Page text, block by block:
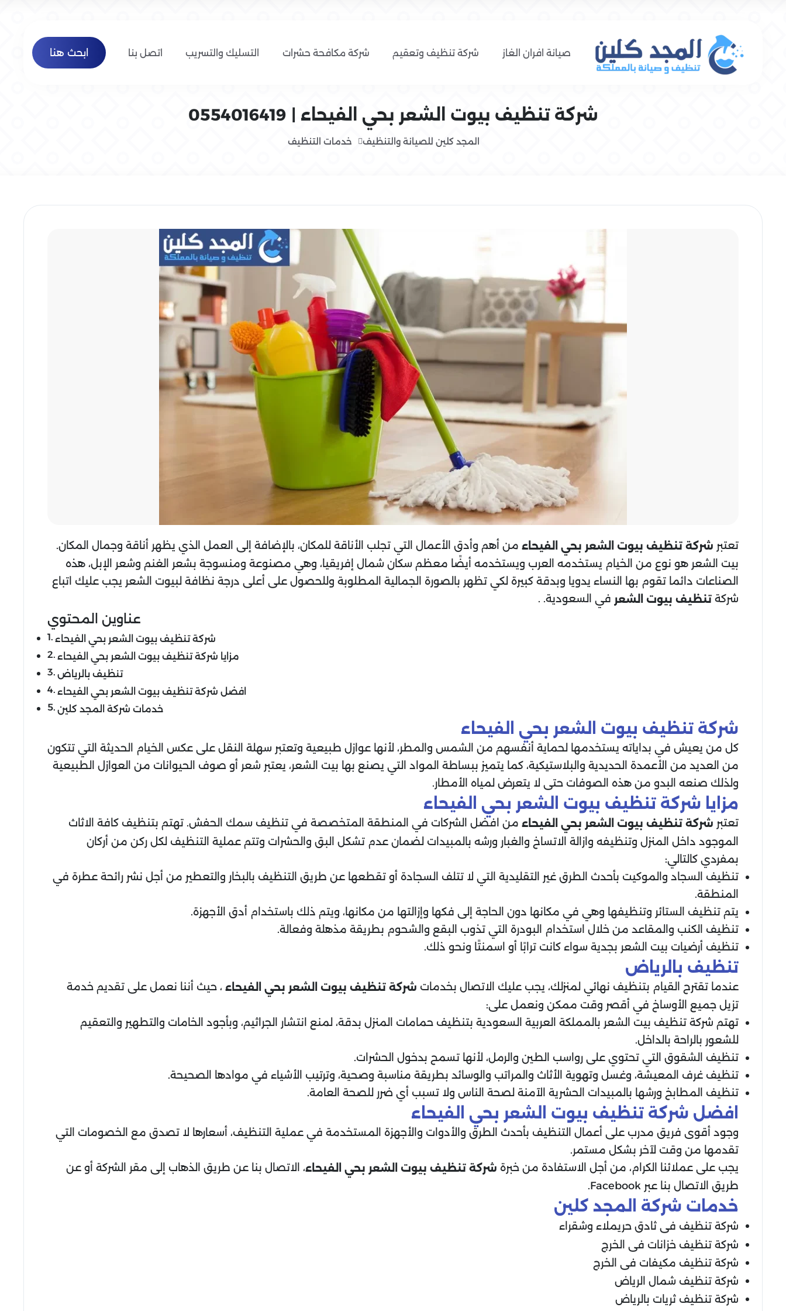
صيانة افران الغاز شركة تنظيف وتعقيم شركة مكافحة حشرات التسليك والتسريب اتصل بنا ابحث هنا
شركة تنظيف بيوت الشعر بحي الفيحاء | 0554016419
المجد كلين للصيانة والتنظيف خدمات التنظيف
تعتبر شركة تنظيف بيوت الشعر بحي الفيحاء من أهم وأدق الأعمال التي تجلب الأناقة للمكان، بالإضافة إلى العمل الذي يظهر أناقة وجمال المكان.
بيت الشعر هو نوع من الخيام يستخدمه العرب ويستخدمه أيضًا معظم سكان شمال إفريقيا، وهي مصنوعة ومنسوجة بشعر الغنم وشعر الإبل، هذه
الصناعات دائما تقوم بها النساء يدويا وبدقة كبيرة لكي تظهر بالصورة الجمالية المطلوبة وللحصول على أعلى درجة نظافة لبيوت الشعر يجب عليك اتباع
شركة تنظيف بيوت الشعر في السعودية. .
عناوين المحتوي
شركة تنظيف بيوت الشعر بحي الفيحاء
مزايا شركة تنظيف بيوت الشعر بحي الفيحاء
تنظيف بالرياض
افضل شركة تنظيف بيوت الشعر بحي الفيحاء
خدمات شركة المجد كلين
شركة تنظيف بيوت الشعر بحي الفيحاء
كل من يعيش في بداياته يستخدمها لحماية أنفسهم من الشمس والمطر، لأنها عوازل طبيعية وتعتبر سهلة النقل على عكس الخيام الحديثة التي تتكون
من العديد من الأعمدة الحديدية والبلاستيكية، كما يتميز ببساطة المواد التي يصنع بها بيت الشعر، يعتبر شعر أو صوف الحيوانات من العوازل الطبيعية
ولذلك صنعه البدو من هذه الصوفات حتى لا يتعرض لمياه الأمطار.
مزايا شركة تنظيف بيوت الشعر بحي الفيحاء
تعتبر شركة تنظيف بيوت الشعر بحي الفيحاء من افضل الشركات في المنطقة المتخصصة في تنظيف سمك الحفش. تهتم بتنظيف كافة الاثاث
الموجود داخل المنزل وتنظيفه وازالة الاتساخ والغبار ورشه بالمبيدات لضمان عدم تشكل البق والحشرات وتتم عملية التنظيف لكل ركن من أركان
بمفردي كالتالي:
تنظيف السجاد والموكيت بأحدث الطرق غير التقليدية التي لا تتلف السجادة أو تقطعها عن طريق التنظيف بالبخار والتعطير من أجل نشر رائحة عطرة في
المنطقة.
يتم تنظيف الستائر وتنظيفها وهي في مكانها دون الحاجة إلى فكها وإزالتها من مكانها، ويتم ذلك باستخدام أدق الأجهزة.
تنظيف الكنب والمقاعد من خلال استخدام البودرة التي تذوب البقع والشحوم بطريقة مذهلة وفعالة.
تنظيف أرضيات بيت الشعر بجدية سواء كانت ترابًا أو اسمنتًا ونحو ذلك.
تنظيف بالرياض
عندما تقترح القيام بتنظيف نهائي لمنزلك، يجب عليك الاتصال بخدمات شركة تنظيف بيوت الشعر بحي الفيحاء ، حيث أننا نعمل على تقديم خدمة
تزيل جميع الأوساخ في أقصر وقت ممكن ونعمل على:
تهتم شركة تنظيف بيت الشعر بالمملكة العربية السعودية بتنظيف حمامات المنزل بدقة، لمنع انتشار الجراثيم، وبأجود الخامات والتطهير والتعقيم
للشعور بالراحة بالداخل.
تنظيف الشقوق التي تحتوي على رواسب الطين والرمل، لأنها تسمح بدخول الحشرات.
تنظيف غرف المعيشة، وغسل وتهوية الأثاث والمراتب والوسائد بطريقة مناسبة وصحية، وترتيب الأشياء في موادها الصحيحة.
تنظيف المطابخ ورشها بالمبيدات الحشرية الآمنة لصحة الناس ولا تسبب أي ضرر للصحة العامة.
افضل شركة تنظيف بيوت الشعر بحي الفيحاء
وجود أقوى فريق مدرب على أعمال التنظيف بأحدث الطرق والأدوات والأجهزة المستخدمة في عملية التنظيف، أسعارها لا تصدق مع الخصومات التي
تقدمها من وقت لآخر بشكل مستمر.
يجب على عملائنا الكرام، من أجل الاستفادة من خبرة شركة تنظيف بيوت الشعر بحي الفيحاء، الاتصال بنا عن طريق الذهاب إلى مقر الشركة أو عن
طريق الاتصال بنا عبر Facebook.
خدمات شركة المجد كلين
شركة تنظيف فى ثادق حريملاء وشقراء
شركة تنظيف خزانات فى الخرج
شركة تنظيف مكيفات فى الخرج
شركة تنظيف شمال الرياض
شركة تنظيف ثريات بالرياض